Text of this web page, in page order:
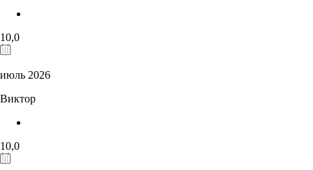
10,0
июль 2026
Виктор
10,0